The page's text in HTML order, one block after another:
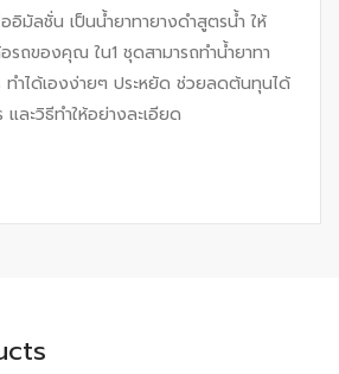
อิมัลชั่น เป็นน้ำยาทายางดำสูตรน้ำ ให้
รถของคุณ ใน1 ชุดสามารถทำน้ำยาทา
ำได้เองง่ายๆ ประหยัด ช่วยลดต้นทุนได้
ละวิธีทำให้อย่างละเอียด